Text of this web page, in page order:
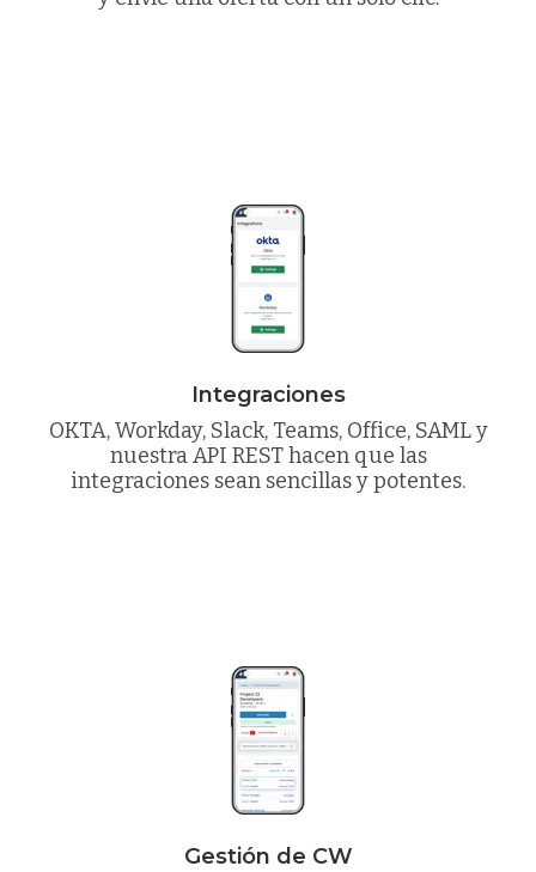
Integraciones
OKTA, Workday, Slack, Teams, Office, SAML y
nuestra API REST hacen que las
integraciones sean sencillas y potentes.
Gestión de CW